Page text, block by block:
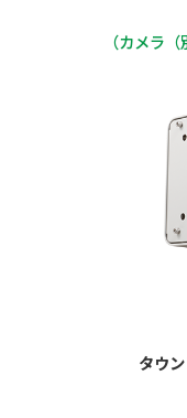
（カメラ
タウ